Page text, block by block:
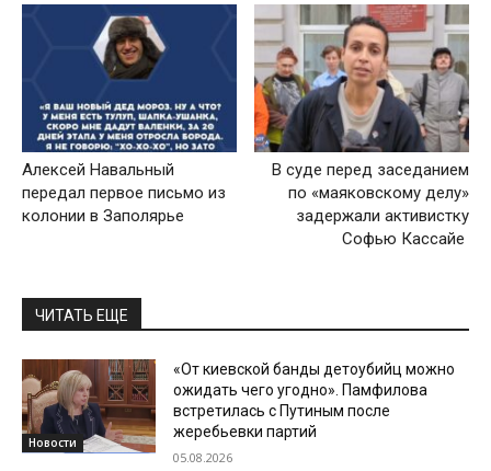
Алексей Навальный
передал первое письмо из
колонии в Заполярье
В суде перед заседанием
по «маяковскому делу»
задержали активистку
Софью Кассайе
ЧИТАТЬ ЕЩЕ
Новости
«От киевской банды детоубийц можно
ожидать чего угодно». Памфилова
встретилась с Путиным после
жеребьевки партий
05.08.2026